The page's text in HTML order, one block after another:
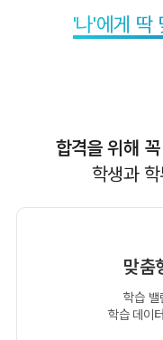
'나'에게 딱
합격을 위해
학생과
맞춤
학습 밸
학습 데이